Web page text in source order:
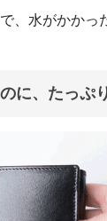
、水がかかっ
に、たっぷ